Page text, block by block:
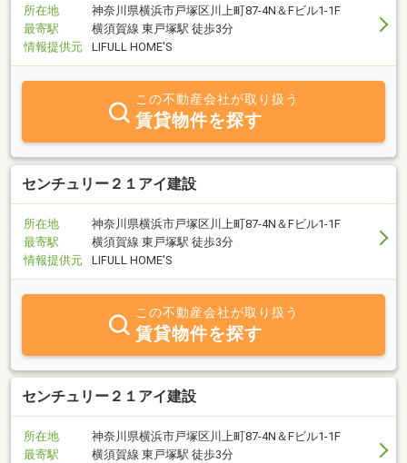
所在地
神奈川県横浜市戸塚区川上町87-4N＆Fビル1-1F
最寄駅
横須賀線 東戸塚駅 徒歩3分
情報提供元
LIFULL HOME'S
この不動産会社が取り扱う
賃貸物件を探す
センチュリー２１アイ建設
所在地
神奈川県横浜市戸塚区川上町87-4N＆Fビル1-1F
最寄駅
横須賀線 東戸塚駅 徒歩3分
情報提供元
LIFULL HOME'S
この不動産会社が取り扱う
賃貸物件を探す
センチュリー２１アイ建設
所在地
神奈川県横浜市戸塚区川上町87-4N＆Fビル1-1F
最寄駅
横須賀線 東戸塚駅 徒歩3分